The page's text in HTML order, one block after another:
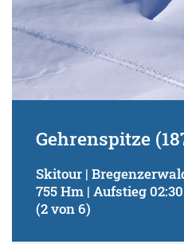
Gehrenspitze
Skitour |
755 Hm | Aufstieg
(2 von 6)